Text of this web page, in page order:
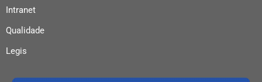
Intranet
Qualidade
Legis